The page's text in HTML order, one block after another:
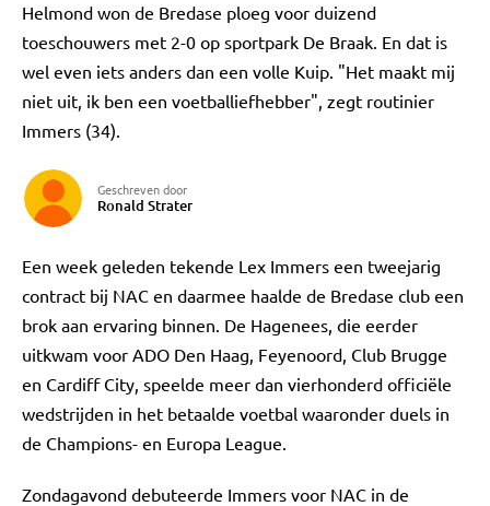
Helmond won de Bredase ploeg voor duizend
toeschouwers met 2-0 op sportpark De Braak. En dat is
wel even iets anders dan een volle Kuip. "Het maakt mij
niet uit, ik ben een voetballiefhebber", zegt routinier
Immers (34).
Geschreven door
Ronald Strater
Een week geleden tekende Lex Immers een tweejarig
contract bij NAC en daarmee haalde de Bredase club een
brok aan ervaring binnen. De Hagenees, die eerder
uitkwam voor ADO Den Haag, Feyenoord, Club Brugge
en Cardiff City, speelde meer dan vierhonderd officiële
wedstrijden in het betaalde voetbal waaronder duels in
de Champions- en Europa League.
Zondagavond debuteerde Immers voor NAC in de